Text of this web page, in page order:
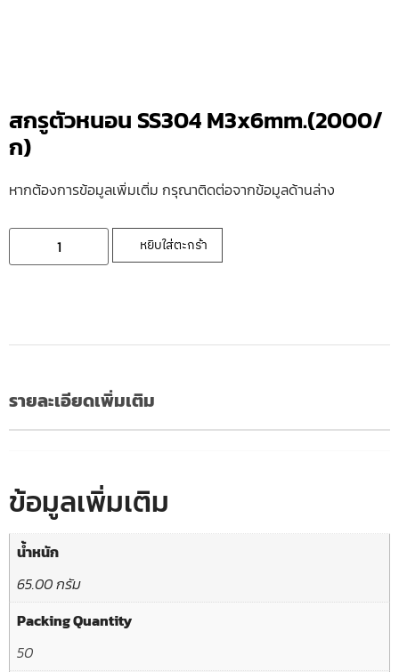
สกรูตัวหนอน SS304 M3x6mm.(2000/
ก)
หากต้องการข้อมูลเพิ่มเติ่ม กรุณาติดต่อจากข้อมูลด้านล่าง
หยิบใส่ตะกร้า
รายละเอียดเพิ่มเติม
ข้อมูลเพิ่มเติม
น้ำหนัก
65.00 กรัม
Packing Quantity
50